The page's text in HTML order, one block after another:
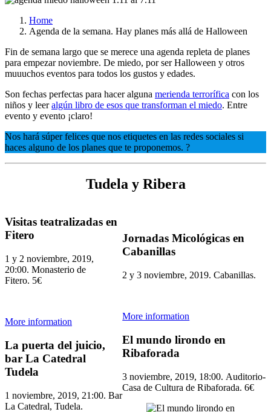
Home
Agenda de la semana. Hay planes más allá de Halloween
Fin de semana largo que se merece una agenda repleta de planes
para empezar noviembre. De miedo, por ser Halloween y otros
muuuchos eventos para todos los gustos y edades.
Son fechas perfectas para hacer alguna merienda terrorífica con los
niños y leeralgún libro de esos que transforman el miedo. Entre
evento y evento ¡claro!
Nos hará súper felices que nos etiquetes en las redes sociales si
haces alguno de los planes que te proponemos. ?
Tudela y Ribera
Visitas teatralizadas en
Fitero
1 y 2 noviembre, 2019,
20:00. Monasterio de
Fitero. 5€
More information
La puerta del juicio,
bar La Catedral
Tudela
1 noviembre, 2019, 21:00. Bar
La Catedral, Tudela.
Jornadas Micológicas en
Cabanillas
2 y 3 noviembre, 2019. Cabanillas.
More information
El mundo lirondo en
Ribaforada
3 noviembre, 2019, 18:00. Auditorio-
Casa de Cultura de Ribaforada. 6€